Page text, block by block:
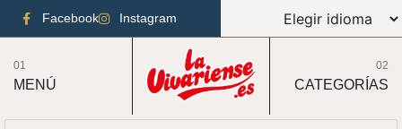
Facebook Instagram
01
MENÚ
02
CATEGORÍAS